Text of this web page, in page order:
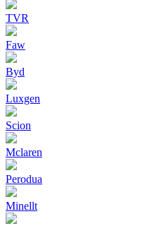
TVR
Faw
Byd
Luxgen
Scion
Mclaren
Perodua
Minellt